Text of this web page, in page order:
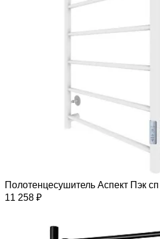
Полотенцесушитель Аспект Пэк
11 258 ₽